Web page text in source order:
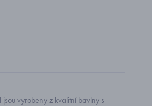
vyrobeny z kvalitní bavlny s